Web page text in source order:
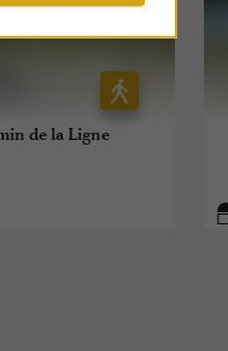
de la Ligne